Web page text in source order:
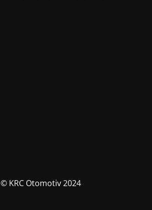
© KRC Otomotiv 2024